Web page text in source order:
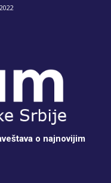
o najnovijim